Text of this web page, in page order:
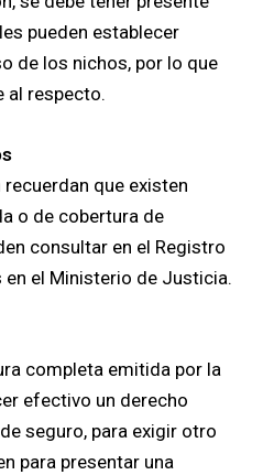
pueden establecer
de los nichos, por lo que
al respecto.
que existen
o de cobertura de
consultar en el Registro
el Ministerio de Justicia.
completa emitida por la
efectivo un derecho
seguro, para exigir otro
para presentar una